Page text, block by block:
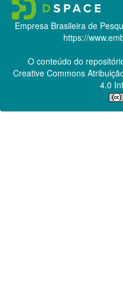
Empresa Brasileira de
https://
O conteúdo do
Creative Commons
4.0